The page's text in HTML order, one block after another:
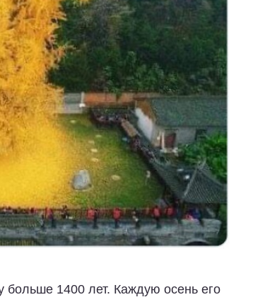
больше 1400 лет. Каждую осень его